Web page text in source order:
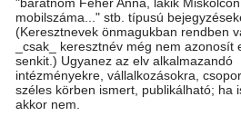
mobilszáma..." stb. típusú
(Keresztnevek önmagukban rendben
_csak_ keresztnév még nem azonosít
senkit.) Ugyanez az elv alkalmazandó
intézményekre, vállalkozásokra,
széles körben ismert, publikálható; ha
akkor nem.